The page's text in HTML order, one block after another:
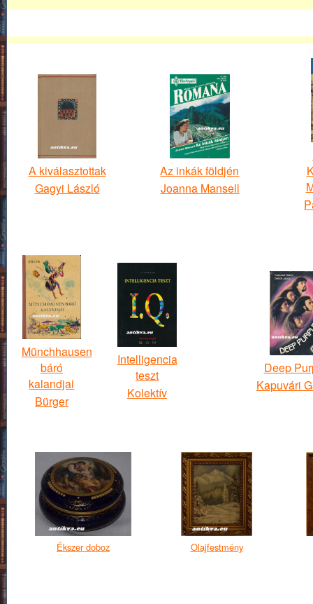
A kiválasztottak
Gagyi László
Az inkák földjén
Joanna Mansell
Münchhausen
báró
kalandjai
Bürger
Intelligencia
teszt
Kolektív
Deep
Kapuvári
Ékszer doboz Olajfestmény